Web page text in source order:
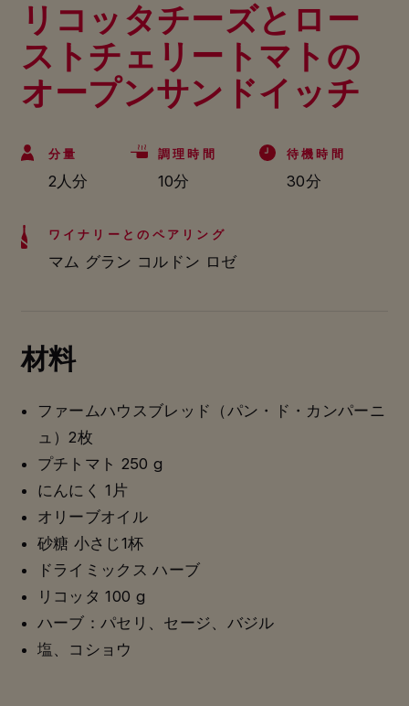
リコッタチーズとロー
ストチェリートマトの
オープンサンドイッチ
分量
2人分
調理時間
10分
待機時間
30分
ワイナリーとのペアリング
マム グラン コルドン ロゼ
材料
ファームハウスブレッド（パン・ド・カンパーニ
ュ）2枚
プチトマト 250 g
にんにく 1片
オリーブオイル
砂糖 小さじ1杯
ドライミックス ハーブ
リコッタ 100 g
ハーブ：パセリ、セージ、バジル
塩、コショウ